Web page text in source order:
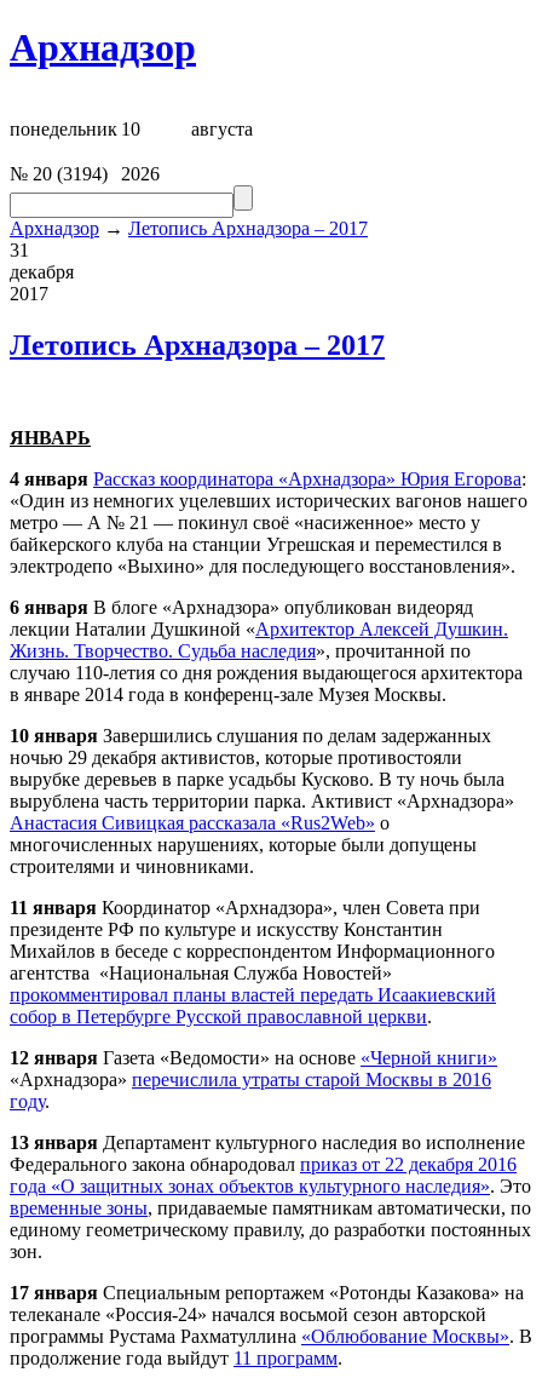
Архнадзор
понедельник 10 августа
№ 20 (3194) 2026
Архнадзор → Летопись Архнадзора – 2017
31
декабря
2017
Летопись Архнадзора – 2017
ЯНВАРЬ
4 января Рассказ координатора «Архнадзора» Юрия Егорова:
«Один из немногих уцелевших исторических вагонов нашего
метро — А № 21 — покинул своё «насиженное» место у
байкерского клуба на станции Угрешская и переместился в
электродепо «Выхино» для последующего восстановления».
6 января В блоге «Архнадзора» опубликован видеоряд
лекции Наталии Душкиной «Архитектор Алексей Душкин.
Жизнь. Творчество. Судьба наследия», прочитанной по
случаю 110-летия со дня рождения выдающегося архитектора
в январе 2014 года в конференц-зале Музея Москвы.
10 января Завершились слушания по делам задержанных
ночью 29 декабря активистов, которые противостояли
вырубке деревьев в парке усадьбы Кусково. В ту ночь была
вырублена часть территории парка. Активист «Архнадзора»
Анастасия Сивицкая рассказала «Rus2Web» о
многочисленных нарушениях, которые были допущены
строителями и чиновниками.
11 января Координатор «Архнадзора», член Совета при
президенте РФ по культуре и искусству Константин
Михайлов в беседе с корреспондентом Информационного
агентства «Национальная Служба Новостей»
прокомментировал планы властей передать Исаакиевский
собор в Петербурге Русской православной церкви.
12 января Газета «Ведомости» на основе «Черной книги»
«Архнадзора» перечислила утраты старой Москвы в 2016
году.
13 января Департамент культурного наследия во исполнение
Федерального закона обнародовал приказ от 22 декабря 2016
года «О защитных зонах объектов культурного наследия». Это
временные зоны, придаваемые памятникам автоматически, по
единому геометрическому правилу, до разработки постоянных
зон.
17 января Специальным репортажем «Ротонды Казакова» на
телеканале «Россия-24» начался восьмой сезон авторской
программы Рустама Рахматуллина «Облюбование Москвы». В
продолжение года выйдут 11 программ.